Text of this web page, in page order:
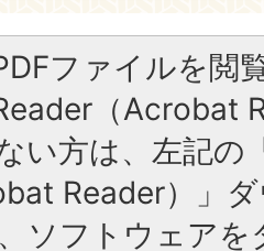
ファイルを閲
（Acrobat
い方は、左記の
Reader）」
ソフトウェア